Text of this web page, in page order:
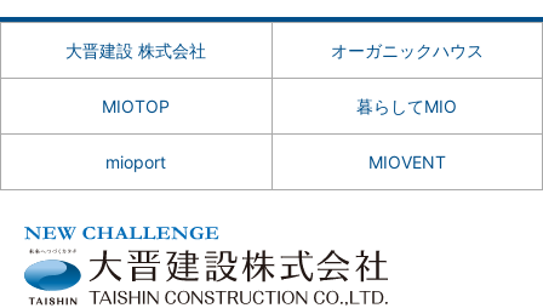
大晋建設 株式会社 オーガニックハウス
MIOTOP 暮らしてMIO
mioport MIOVENT